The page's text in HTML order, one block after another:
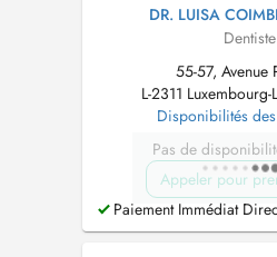
DR. LUISA
Dentiste
55-57, Avenue
L-2311
Disponibilités
Pas de
Appeler pour
Paiement Immédiat